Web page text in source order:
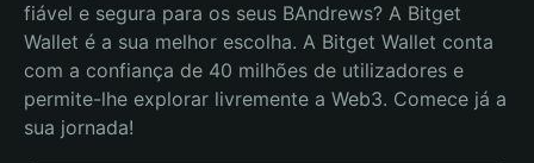
fiável e segura para os seus BAndrews? A Bitget
Wallet é a sua melhor escolha. A Bitget Wallet conta
com a confiança de 40 milhões de utilizadores e
permite-lhe explorar livremente a Web3. Comece já a
sua jornada!